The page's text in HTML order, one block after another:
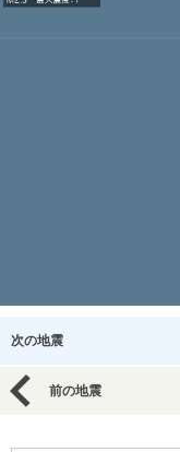
次の地震
前の地震